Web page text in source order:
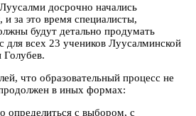
досрочно начались
и за это время специалисты,
будут детально продумать
для всех 23 учеников Луусалминской
что образовательный процесс не
в иных формах:
определиться с выбором, с